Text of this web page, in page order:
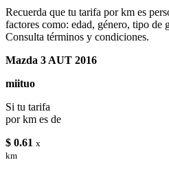
Recuerda que tu tarifa por km es
factores como: edad, género, tipo de
Consulta términos y condiciones.
Mazda 3 AUT 2016
miituo
Si tu tarifa
por km es de
$ 0.61 x
km